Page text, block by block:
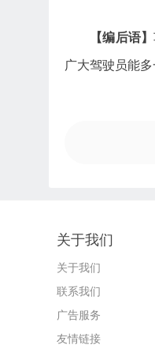
【编后语】
广大驾驶员能
关于我们
关于我们
联系我们
广告服务
友情链接